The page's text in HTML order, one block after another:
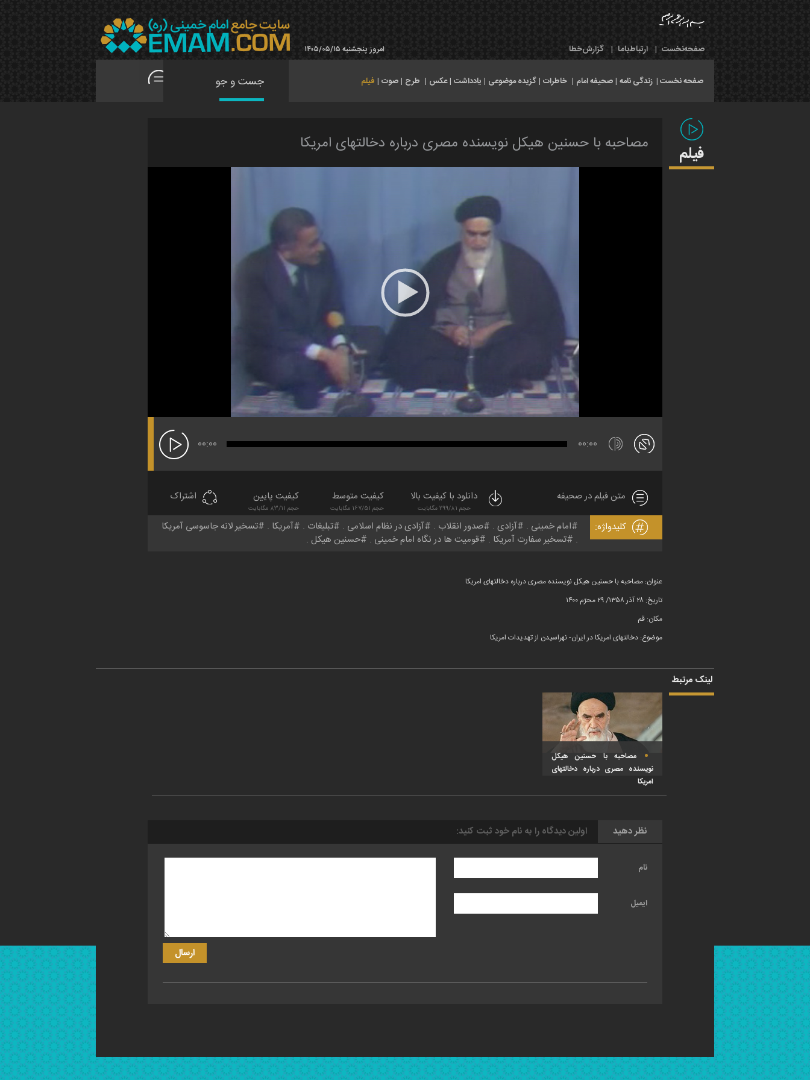
صفحه‌نخست | ارتباط‌با‌ما | گزارش‌خطا امروز پنجشنبه ۱۴۰۵/۰۵/۱۵
صفحه نخست | زندگی نامه |صحیفه امام | خاطرات |گزیده موضوعی | یادداشت |عکس | طرح |صوت | فیلم
فیلم مصاحبه با حسنین هیکل نویسنده مصری درباره دخالتهای امریکا
00:00 00:00
متن فیلم در صحیفه دانلود با کیفیت بالا
حجم 299/81 مگابایت
کیفیت متوسط
حجم 167/51 مگابایت
کیفیت پایین
حجم 83/11 مگابایت
اشتراک
کلیدواژه: امام خمینی آزادی صدور انقلاب آزادی در نظام اسلامی تبلیغات آمریکا
تسخیر لانه جاسوسی آمریکا
تسخیر سفارت آمریکا
قومیت ها در نگاه امام خمینی حسنین هیکل
عنوان: مصاحبه با حسنین هیکل نویسنده مصری درباره دخالتهای امریکا
تاریخ: ۲۸ آذر ۱۳۵۸/ ۲۹ محرّم ۱۴۰۰
مکان: قم
موضوع: دخالتهای امریکا در ایران- نهراسیدن از تهدیدات امریکا
لینک مرتبط
مصاحبه با حسنین هیکل
نویسنده مصری درباره دخالتهای
امریکا
نظر دهید اولین دیدگاه را به نام خود ثبت کنید:
نام
ایمیل